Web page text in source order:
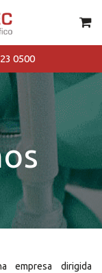
0500
empresa dirigida